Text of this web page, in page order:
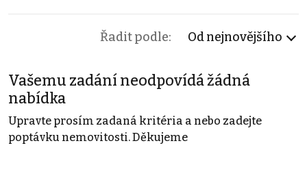
Řadit podle: Od nejnovějšího
Vašemu zadání neodpovídá žádná
nabídka
Upravte prosím zadaná kritéria a nebo zadejte
poptávku nemovitosti. Děkujeme